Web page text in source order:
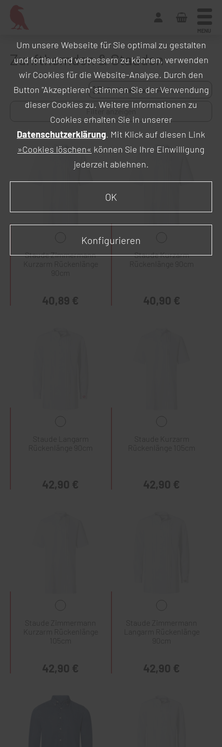
MENU
Zunfthemden & Stauden
Sortieren nach:
Filter anzeigen
Staude Zimmermann
Kurzarm Rückenlänge
90cm
40,89 €
Staude Kurzarm
Rückenlänge 90cm
40,90 €
Staude Langarm
Rückenlänge 90cm
42,90 €
Staude Kurzarm
Rückenlänge 105cm
42,90 €
Staude Zimmermann
Kurzarm Rückenlänge
42,90 €
Staude Zimmermann
Langarm Rückenlänge
90cm
42,90 €
Um unsere Webseite für Sie optimal zu gestalten
und fortlaufend verbessern zu können, verwenden
wir Cookies für die Website-Analyse. Durch den
Button "Akzeptieren" stimmen Sie der Verwendung
dieser Cookies zu. Weitere Informationen zu
Cookies erhalten Sie in unserer
Datenschutzerklärung. Mit Klick auf diesen Link
»Cookies löschen« können Sie Ihre Einwilligung
jederzeit ablehnen.
OK
Konfigurieren